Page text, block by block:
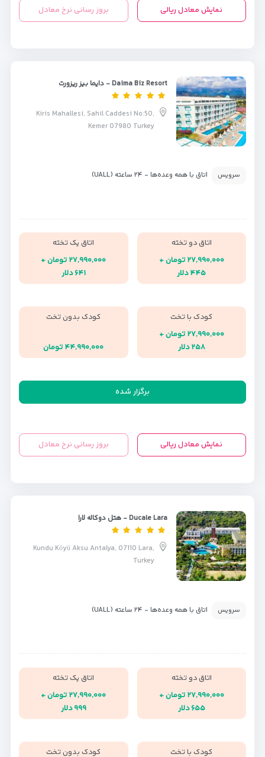
نمایش معادل ریالی بروز رسانی نرخ معادل
Daima Biz Resort - دایما بیز ریزورت
Kiris Mahallesi, Sahil Caddesi No:50,
Kemer 07980 Turkey
سرویس اتاق با همه وعده‌ها - ۲۴ ساعته (UALL)
اتاق دو تخته
۲۷,۹۹۰,۰۰۰ تومان +
۴۴۵ دلار
اتاق یک تخته
۲۷,۹۹۰,۰۰۰ تومان +
۶۴۱ دلار
کودک با تخت
۲۷,۹۹۰,۰۰۰ تومان +
۲۵۸ دلار
کودک بدون تخت
۴۴,۹۹۰,۰۰۰ تومان
برگزار شده
نمایش معادل ریالی بروز رسانی نرخ معادل
Ducale Lara - هتل دوکاله لارا
Kundu Köyü Aksu Antalya, 07110 Lara,
Turkey
سرویس اتاق با همه وعده‌ها - ۲۴ ساعته (UALL)
اتاق دو تخته
۲۷,۹۹۰,۰۰۰ تومان +
۶۵۵ دلار
اتاق یک تخته
۲۷,۹۹۰,۰۰۰ تومان +
۹۹۹ دلار
کودک با تخت کودک بدون تخت